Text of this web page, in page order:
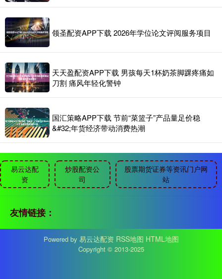
领圣配资APP下载 2026年学位论文评阅服务项目
天天盈配资APP下载 男孩每天1杯奶茶脚踝疼痛如
刀割 痛风年轻化警钟
国汇策略APP下载 节前“菜篮子”产品量足价稳
&#32;年货经济带动消费热潮
易云达配
资
炒股配资公
司
股票期货证券等资讯门户网
站
友情链接：
Powered by 易云达配资 RSS地图 HTML地图
Copyright © 2013-2025